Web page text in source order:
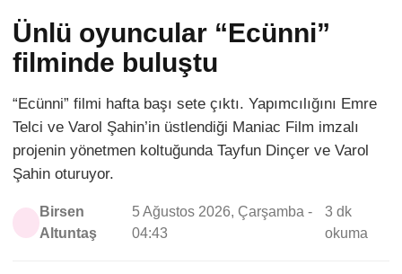
Ünlü oyuncular “Ecünni”
filminde buluştu
“Ecünni” filmi hafta başı sete çıktı. Yapımcılığını Emre
Telci ve Varol Şahin’in üstlendiği Maniac Film imzalı
projenin yönetmen koltuğunda Tayfun Dinçer ve Varol
Şahin oturuyor.
Birsen
Altuntaş
5 Ağustos 2026, Çarşamba -
04:43
3 dk
okuma